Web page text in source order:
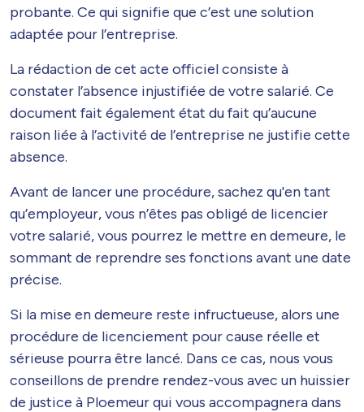
probante. Ce qui signifie que c’est une solution
adaptée pour l’entreprise.
La rédaction de cet acte officiel consiste à
constater l’absence injustifiée de votre salarié. Ce
document fait également état du fait qu’aucune
raison liée à l’activité de l’entreprise ne justifie cette
absence.
Avant de lancer une procédure, sachez qu'en tant
qu’employeur, vous n’êtes pas obligé de licencier
votre salarié, vous pourrez le mettre en demeure, le
sommant de reprendre ses fonctions avant une date
précise.
Si la mise en demeure reste infructueuse, alors une
procédure de licenciement pour cause réelle et
sérieuse pourra être lancé. Dans ce cas, nous vous
conseillons de prendre rendez-vous avec un huissier
de justice à Ploemeur qui vous accompagnera dans